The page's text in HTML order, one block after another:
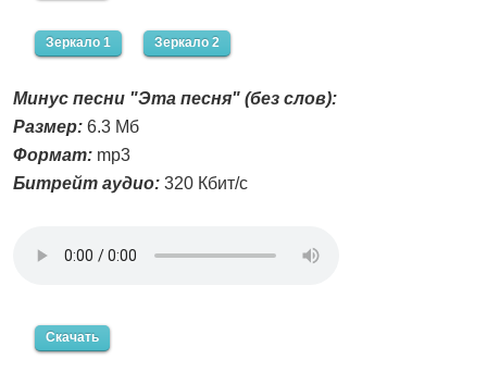
Зеркало 1 Зеркало 2
Минус песни "Эта песня" (без слов):
Размер: 6.3 Мб
Формат: mp3
Битрейт аудио: 320 Кбит/с
Скачать